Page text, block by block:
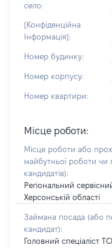
село:
[Конфіденційна
Інформація]:
Номер будинку:
Номер корпусу:
Номер квартири:
Місце роботи:
Місце роботи або
майбутньої роботи
кандидатів):
Регіональний
Херсонській області
Займана посада (або
кандидат):
Головний спеціаліст